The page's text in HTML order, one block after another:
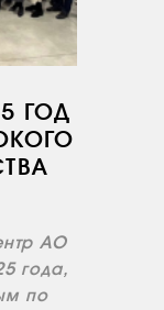
ГОД
АО
года,
по